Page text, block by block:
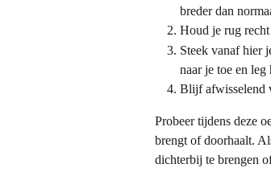
breder dan
Houd je rug
Steek vanaf hier
naar je toe en leg
Blijf afwisselend
Probeer tijdens deze
brengt of doorhaalt.
dichterbij te brengen